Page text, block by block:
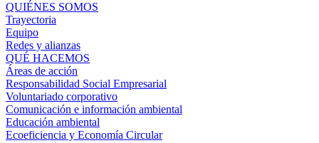
QUIÉNES SOMOS
Trayectoria
Equipo
Redes y alianzas
QUÉ HACEMOS
Áreas de acción
Responsabilidad Social Empresarial
Voluntariado corporativo
Comunicación e información ambiental
Educación ambiental
Ecoeficiencia y Economía Circular